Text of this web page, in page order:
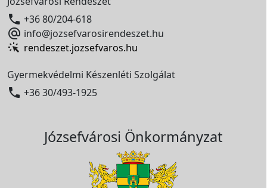
 +36 80/204-618
 info@jozsefvarosirendeszet.hu
rendeszet.jozsefvaros.hu
Gyermekvédelmi Készenléti Szolgálat
 +36 30/493-1925
Józsefvárosi Önkormányzat